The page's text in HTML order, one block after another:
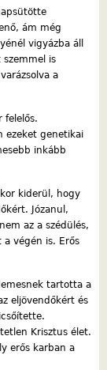
ám még
vigyázba áll
is
a
felelős.
ezeket genetikai
inkább
kiderül, hogy
Józanul,
az a szédülés,
a végén is. Erős
tartotta a
eljövendőkért és
Krisztus élet.
erős karban a